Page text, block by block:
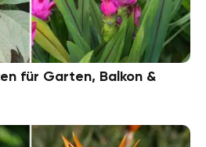
für Garten, Balkon &